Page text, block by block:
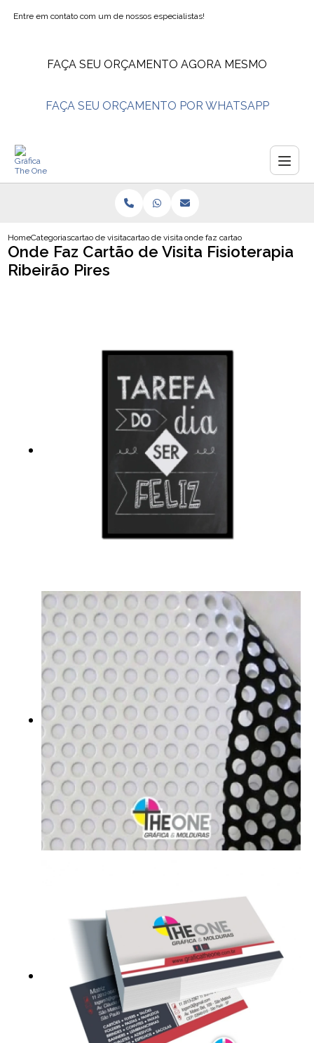
Entre em contato com um de nossos especialistas!
FAÇA SEU ORÇAMENTO AGORA MESMO
FAÇA SEU ORÇAMENTO POR WHATSAPP
HomeCategoriascartao de visitacartao de visita nutricionista
onde faz cartao de visita
Onde Faz Cartão de Visita Fisioterapia
Ribeirão Pires